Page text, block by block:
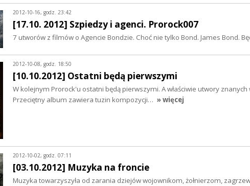
2012-10-16, godz. 23:42
[17.10. 2012] Szpiedzy i agenci. Prorock007
7 utworów z filmów o Agencie Bondzie. Choć nie tylko Bond. James Bond.
2012-10-08, godz. 18:50
[10.10.2012] Ostatni będą pierwszymi
W kolejnym Prorock'u ostatni będą pierwszymi. A właściwie utwory znanych
Przeciętny album zawiera tuzin kompozycji… » więcej
2012-10-02, godz. 07:11
[03.10.2012] Muzyka na froncie
Muzyka towarzyszyła od zarania dziejów wojownikom, żołnierzom,